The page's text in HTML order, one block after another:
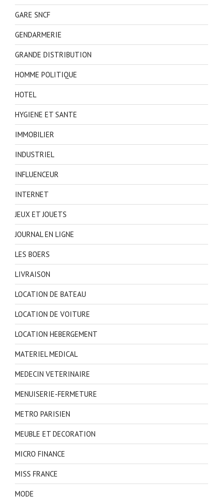
GARE SNCF
GENDARMERIE
GRANDE DISTRIBUTION
HOMME POLITIQUE
HOTEL
HYGIENE ET SANTE
IMMOBILIER
INDUSTRIEL
INFLUENCEUR
INTERNET
JEUX ET JOUETS
JOURNAL EN LIGNE
LES BOERS
LIVRAISON
LOCATION DE BATEAU
LOCATION DE VOITURE
LOCATION HEBERGEMENT
MATERIEL MEDICAL
MEDECIN VETERINAIRE
MENUISERIE-FERMETURE
METRO PARISIEN
MEUBLE ET DECORATION
MICRO FINANCE
MISS FRANCE
MODE